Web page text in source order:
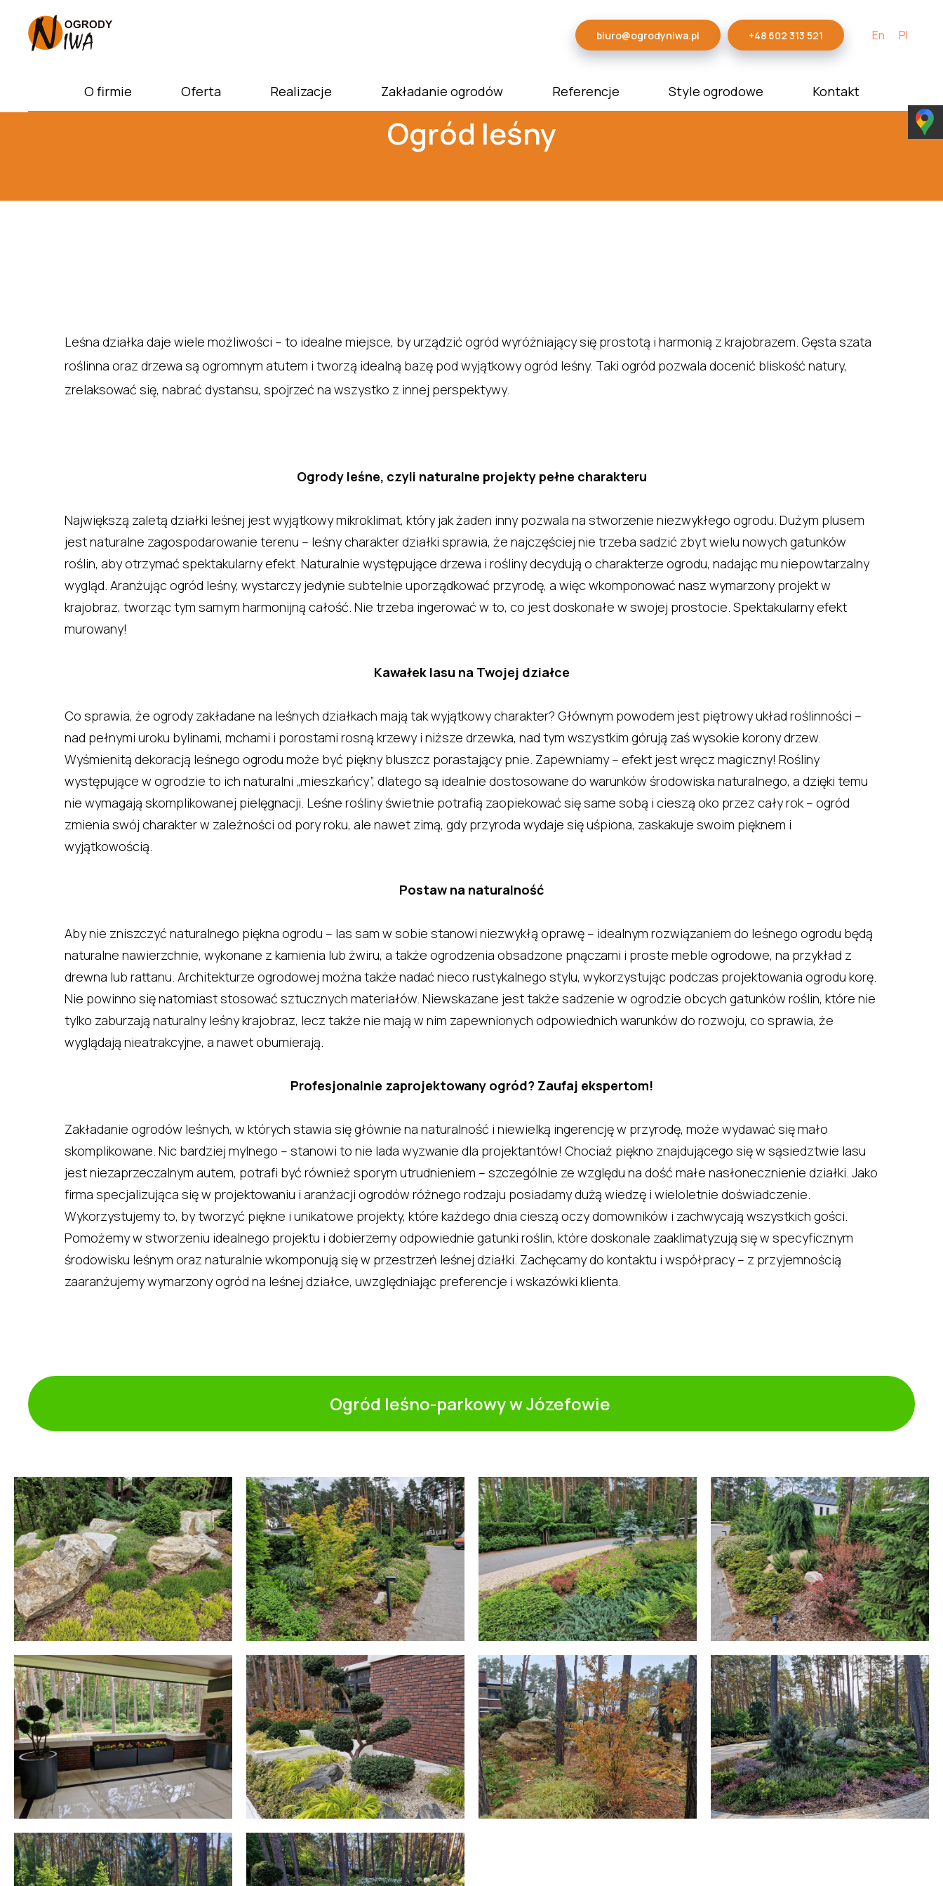
Ogród leśny
biuro@ogrodyniwa.pl +48 602 313 521 En Pl
O firmie Oferta Realizacje Zakładanie ogrodów Referencje Style ogrodowe Kontakt
Leśna działka daje wiele możliwości – to idealne miejsce, by urządzić ogród wyróżniający się prostotą i harmonią z krajobrazem. Gęsta szata
roślinna oraz drzewa są ogromnym atutem i tworzą idealną bazę pod wyjątkowy ogród leśny. Taki ogród pozwala docenić bliskość natury,
zrelaksować się, nabrać dystansu, spojrzeć na wszystko z innej perspektywy.
Ogrody leśne, czyli naturalne projekty pełne charakteru
Największą zaletą działki leśnej jest wyjątkowy mikroklimat, który jak żaden inny pozwala na stworzenie niezwykłego ogrodu. Dużym plusem
jest naturalne zagospodarowanie terenu – leśny charakter działki sprawia, że najczęściej nie trzeba sadzić zbyt wielu nowych gatunków
roślin, aby otrzymać spektakularny efekt. Naturalnie występujące drzewa i rośliny decydują o charakterze ogrodu, nadając mu niepowtarzalny
wygląd. Aranżując ogród leśny, wystarczy jedynie subtelnie uporządkować przyrodę, a więc wkomponować nasz wymarzony projekt w
krajobraz, tworząc tym samym harmonijną całość. Nie trzeba ingerować w to, co jest doskonałe w swojej prostocie. Spektakularny efekt
murowany!
Kawałek lasu na Twojej działce
Co sprawia, że ogrody zakładane na leśnych działkach mają tak wyjątkowy charakter? Głównym powodem jest piętrowy układ roślinności –
nad pełnymi uroku bylinami, mchami i porostami rosną krzewy i niższe drzewka, nad tym wszystkim górują zaś wysokie korony drzew.
Wyśmienitą dekoracją leśnego ogrodu może być piękny bluszcz porastający pnie. Zapewniamy – efekt jest wręcz magiczny! Rośliny
występujące w ogrodzie to ich naturalni „mieszkańcy”, dlatego są idealnie dostosowane do warunków środowiska naturalnego, a dzięki temu
nie wymagają skomplikowanej pielęgnacji. Leśne rośliny świetnie potrafią zaopiekować się same sobą i cieszą oko przez cały rok – ogród
zmienia swój charakter w zależności od pory roku, ale nawet zimą, gdy przyroda wydaje się uśpiona, zaskakuje swoim pięknem i
wyjątkowością.
Postaw na naturalność
Aby nie zniszczyć naturalnego piękna ogrodu – las sam w sobie stanowi niezwykłą oprawę – idealnym rozwiązaniem do leśnego ogrodu będą
naturalne nawierzchnie, wykonane z kamienia lub żwiru, a także ogrodzenia obsadzone pnączami i proste meble ogrodowe, na przykład z
drewna lub rattanu. Architekturze ogrodowej można także nadać nieco rustykalnego stylu, wykorzystując podczas projektowania ogrodu korę.
Nie powinno się natomiast stosować sztucznych materiałów. Niewskazane jest także sadzenie w ogrodzie obcych gatunków roślin, które nie
tylko zaburzają naturalny leśny krajobraz, lecz także nie mają w nim zapewnionych odpowiednich warunków do rozwoju, co sprawia, że
wyglądają nieatrakcyjne, a nawet obumierają.
Profesjonalnie zaprojektowany ogród? Zaufaj ekspertom!
Zakładanie ogrodów leśnych, w których stawia się głównie na naturalność i niewielką ingerencję w przyrodę, może wydawać się mało
skomplikowane. Nic bardziej mylnego – stanowi to nie lada wyzwanie dla projektantów! Chociaż piękno znajdującego się w sąsiedztwie lasu
jest niezaprzeczalnym autem, potrafi być również sporym utrudnieniem – szczególnie ze względu na dość małe nasłonecznienie działki. Jako
firma specjalizująca się w projektowaniu i aranżacji ogrodów różnego rodzaju posiadamy dużą wiedzę i wieloletnie doświadczenie.
Wykorzystujemy to, by tworzyć piękne i unikatowe projekty, które każdego dnia cieszą oczy domowników i zachwycają wszystkich gości.
Pomożemy w stworzeniu idealnego projektu i dobierzemy odpowiednie gatunki roślin, które doskonale zaaklimatyzują się w specyficznym
środowisku leśnym oraz naturalnie wkomponują się w przestrzeń leśnej działki. Zachęcamy do kontaktu i współpracy – z przyjemnością
zaaranżujemy wymarzony ogród na leśnej działce, uwzględniając preferencje i wskazówki klienta.
Ogród leśno-parkowy w Józefowie ㅤ